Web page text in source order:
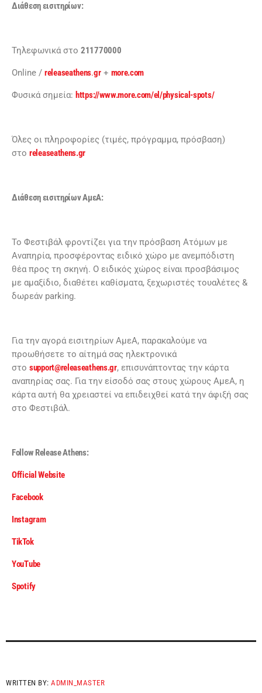
Διάθεση εισιτηρίων:
Τηλεφωνικά στο 211770000
Online / releaseathens.gr+ more.com
Φυσικά σημεία: https://www.more.com/el/physical-spots/
Όλες οι πληροφορίες (τιμές, πρόγραμμα, πρόσβαση)
στο releaseathens.gr
Διάθεση εισιτηρίων ΑμεΑ:
Το Φεστιβάλ φροντίζει για την πρόσβαση Ατόμων με
Αναπηρία, προσφέροντας ειδικό χώρο με ανεμπόδιστη
θέα προς τη σκηνή. Ο ειδικός χώρος είναι προσβάσιμος
με αμαξίδιο, διαθέτει καθίσματα, ξεχωριστές τουαλέτες &
δωρεάν parking.
Για την αγορά εισιτηρίων ΑμεΑ, παρακαλούμε να
προωθήσετε το αίτημά σας ηλεκτρονικά
στο support@releaseathens.gr, επισυνάπτοντας την κάρτα
αναπηρίας σας. Για την είσοδό σας στους χώρους ΑμεΑ, η
κάρτα αυτή θα χρειαστεί να επιδειχθεί κατά την άφιξή σας
στο Φεστιβάλ.
Follow Release Athens:
Official Website
Facebook
Instagram
TikTok
YouTube
Spotify
WRITTEN BY:ADMIN_MASTER